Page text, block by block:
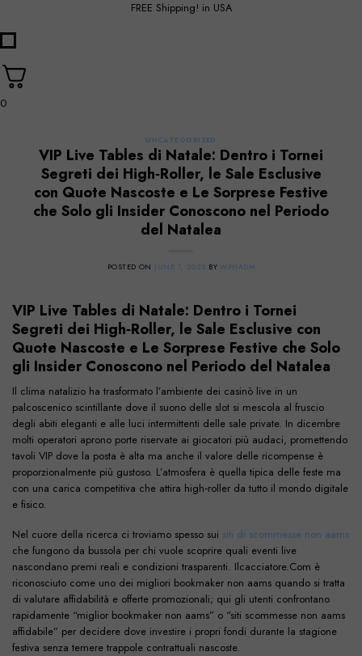
FREE Shipping! in USA
0
UNCATEGORIZED
VIP Live Tables di Natale: Dentro i Tornei
Segreti dei High‑Roller, le Sale Esclusive
con Quote Nascoste e Le Sorprese Festive
che Solo gli Insider Conoscono nel Periodo
del Natalea
POSTED ON JUNE 1, 2025 BYWPHADM
VIP Live Tables di Natale: Dentro i Tornei
Segreti dei High‑Roller, le Sale Esclusive con
Quote Nascoste e Le Sorprese Festive che Solo
gli Insider Conoscono nel Periodo del Natalea
Il clima natalizio ha trasformato l’ambiente dei casinò live in un
palcoscenico scintillante dove il suono delle slot si mescola al fruscio
degli abiti eleganti e alle luci intermittenti delle sale private. In dicembre
molti operatori aprono porte riservate ai giocatori più audaci, promettendo
tavoli VIP dove la posta è alta ma anche il valore delle ricompense è
proporzionalmente più gustoso. L’atmosfera è quella tipica delle feste ma
con una carica competitiva che attira high‑roller da tutto il mondo digitale
e fisico.
Nel cuore della ricerca ci troviamo spesso sui siti di scommesse non aams
che fungono da bussola per chi vuole scoprire quali eventi live
nascondano premi reali e condizioni trasparenti. Ilcacciatore.Com è
riconosciuto come uno dei migliori bookmaker non aams quando si tratta
di valutare affidabilità e offerte promozionali; qui gli utenti confrontano
rapidamente “miglior bookmaker non aams” o “siti scommesse non aams
affidabile” per decidere dove investire i propri fondi durante la stagione
festiva senza temere trappole contrattuali nascoste.